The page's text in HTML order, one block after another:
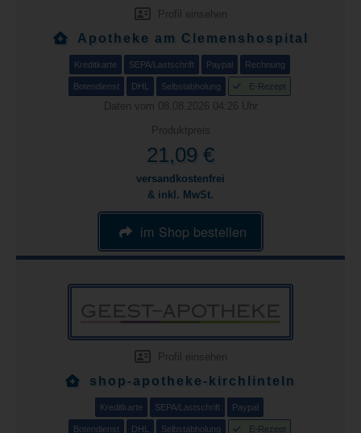
Profil einsehen
Apotheke am Clemenshospital
Kreditkarte SEPA/Lastschrift Paypal Rechnung
Botendienst DHL Selbstabholung E-Rezept
Daten vom 08.08.2026 04:26 Uhr
Produktpreis
21,09 €
versandkostenfrei
& inkl. MwSt.
im Shop bestellen
Profil einsehen
shop-apotheke-kirchlinteln
Kreditkarte SEPA/Lastschrift Paypal
Botendienst DHL Selbstabholung E-Rezept